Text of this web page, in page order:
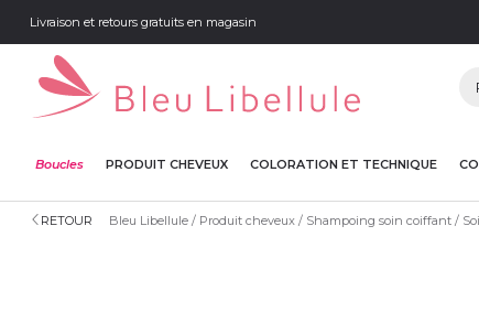
Livraison et retours gratuits en magasin
Boucles PRODUIT CHEVEUX COLORATION ET TECHNIQUE
RETOUR Bleu Libellule Produit cheveux Shampoing soin coiffant